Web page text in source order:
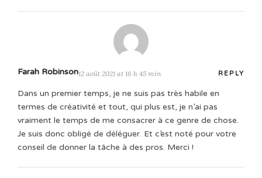
Farah Robinson12 août 2021 at 16 h 45 min REPLY
Dans un premier temps, je ne suis pas très habile en
termes de créativité et tout, qui plus est, je n’ai pas
vraiment le temps de me consacrer à ce genre de chose.
Je suis donc obligé de déléguer. Et c’est noté pour votre
conseil de donner la tâche à des pros. Merci !